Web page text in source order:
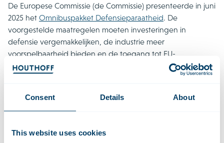
Consent Details About
This website uses cookies
De Europese Commissie (de Commissie) presenteerde in juni
2025 het Omnibuspakket Defensieparaatheid. De
voorgestelde maatregelen moeten investeringen in
defensie vergemakkelijken, de industrie meer
voorspelbaarheid bieden en de toegang tot EU-
financiering verbeteren. Zo gaan de administratieve lasten
van ondernemingen die gebruikmaken van het in 2021
sneller defensieproducten over de grens kunnen
vervoeren. Ook worden de mogelijkheden voor
aanbestedingsprocedure vereist is, verruimd. Bij de